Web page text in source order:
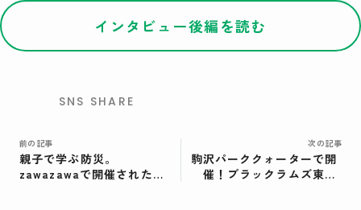
インタビュー後編を読む
SNS SHARE
前の記事
親子で学ぶ防災。
zawazawaで開催された
次の記事
駒沢パーククォーターで開
催！ブラックラムズ東京